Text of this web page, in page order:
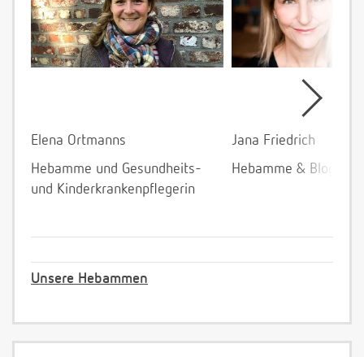
Elena Ortmanns
Hebamme und Gesundheits-
und Kinderkrankenpflegerin
Jana Friedrich
Hebamme &
Unsere Hebammen